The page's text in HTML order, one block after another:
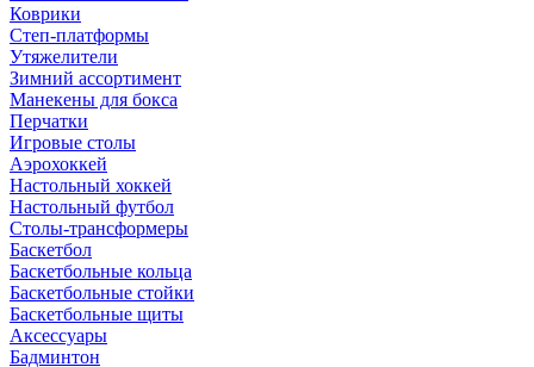
Коврики
Степ-платформы
Утяжелители
Зимний ассортимент
Манекены для бокса
Перчатки
Игровые столы
Аэрохоккей
Настольный хоккей
Настольный футбол
Столы-трансформеры
Баскетбол
Баскетбольные кольца
Баскетбольные стойки
Баскетбольные щиты
Аксессуары
Бадминтон